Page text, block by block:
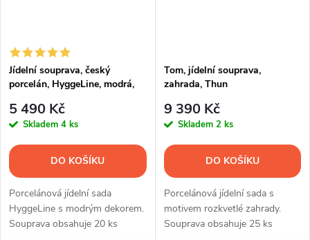
Jídelní souprava, český
porcelán, HyggeLine, modrá,
5 490 Kč
Skladem 4 ks
DO KOŠÍKU
Porcelánová jídelní sada
HyggeLine s modrým dekorem.
Souprava obsahuje 20 ks
Tom, jídelní souprava,
zahrada, Thun
9 390 Kč
Skladem 2 ks
DO KOŠÍKU
Porcelánová jídelní sada s
motivem rozkvetlé zahrady.
Souprava obsahuje 25 ks